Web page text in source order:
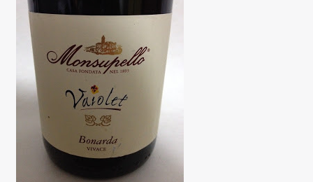
Ferrari
Corbelli,
Tenuta
Gracciano
della